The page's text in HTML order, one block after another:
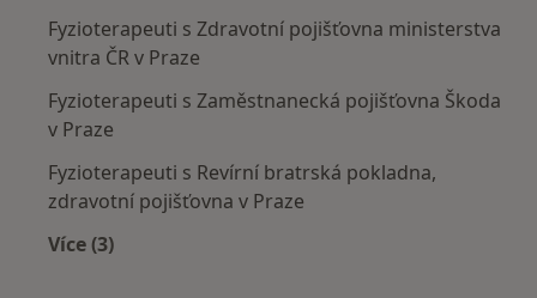
Fyzioterapeuti s Zdravotní pojišťovna ministerstva
vnitra ČR v Praze
Fyzioterapeuti s Zaměstnanecká pojišťovna Škoda
v Praze
Fyzioterapeuti s Revírní bratrská pokladna,
zdravotní pojišťovna v Praze
Více (3)